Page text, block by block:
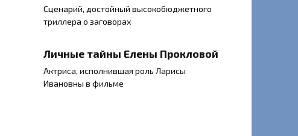
Сценарий, достойный высокобюджетного
триллера о заговорах
Личные тайны Елены Прокловой
Актриса, исполнившая роль Ларисы
Ивановны в фильме